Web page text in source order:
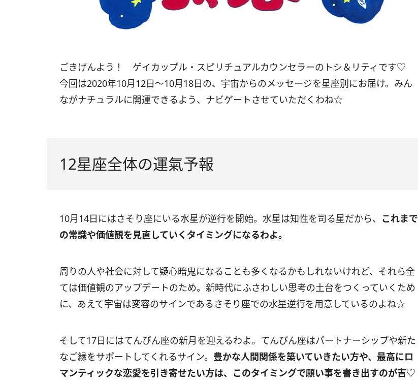
ごきげんよう！ ゲイカップル・スピリチュアルカウンセラーのトシ＆リティです♡
今回は2020年10月12日〜10月18日の、宇宙からのメッセージを星座別にお届け。みん
ながナチュラルに開運できるよう、ナビゲートさせていただくわね☆
12星座全体の運氣予報
10月14日にはさそり座にいる水星が逆行を開始。水星は知性を司る星だから、 これまで
の常識や価値観を見直していくタイミングになるわよ。
周りの人や社会に対して疑心暗鬼になることも多くなるかもしれないけれど、それら全
ては価値観のアップデートのため。新時代にふさわしい思考の土台をつくっていくため
に、あえて宇宙は変容のサインであるさそり座での水星逆行を用意しているのよね☆
そして17日にはてんびん座の新月を迎えるわよ。てんびん座はパートナーシップや新た
なご縁をサポートしてくれるサイン。 豊かな人間関係を築いていきたい方や、最高にロ
マンティックな恋愛を引き寄せたい方は、このタイミングで願い事を書き出すのが吉♡